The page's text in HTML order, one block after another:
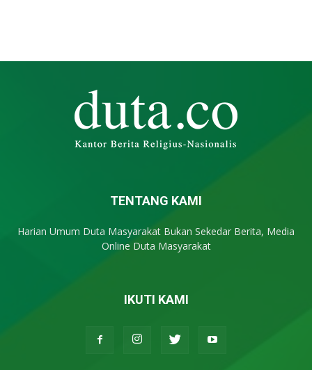
TENTANG KAMI
Harian Umum Duta Masyarakat Bukan Sekedar Berita, Media
Online Duta Masyarakat
IKUTI KAMI